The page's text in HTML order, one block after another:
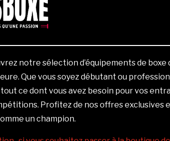
notre sélection d’équipements de boxe
Que vous soyez débutant ou
ce dont vous avez besoin pour vos
Profitez de nos offres exclusives
un champion.